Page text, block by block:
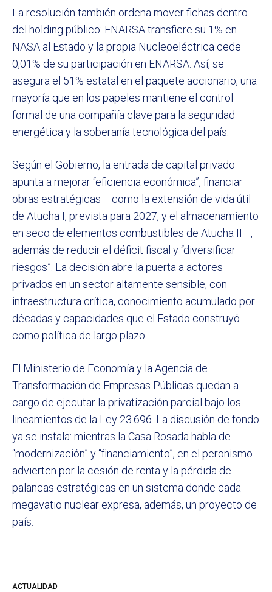
La resolución también ordena mover fichas dentro
del holding público: ENARSA transfiere su 1% en
NASA al Estado y la propia Nucleoeléctrica cede
0,01% de su participación en ENARSA. Así, se
asegura el 51% estatal en el paquete accionario, una
mayoría que en los papeles mantiene el control
formal de una compañía clave para la seguridad
energética y la soberanía tecnológica del país.
Según el Gobierno, la entrada de capital privado
apunta a mejorar “eficiencia económica”, financiar
obras estratégicas —como la extensión de vida útil
de Atucha I, prevista para 2027, y el almacenamiento
en seco de elementos combustibles de Atucha II—,
además de reducir el déficit fiscal y “diversificar
riesgos”. La decisión abre la puerta a actores
privados en un sector altamente sensible, con
infraestructura crítica, conocimiento acumulado por
décadas y capacidades que el Estado construyó
como política de largo plazo.
El Ministerio de Economía y la Agencia de
Transformación de Empresas Públicas quedan a
cargo de ejecutar la privatización parcial bajo los
lineamientos de la Ley 23.696. La discusión de fondo
ya se instala: mientras la Casa Rosada habla de
“modernización” y “financiamiento”, en el peronismo
advierten por la cesión de renta y la pérdida de
palancas estratégicas en un sistema donde cada
megavatio nuclear expresa, además, un proyecto de
país.
ACTUALIDAD